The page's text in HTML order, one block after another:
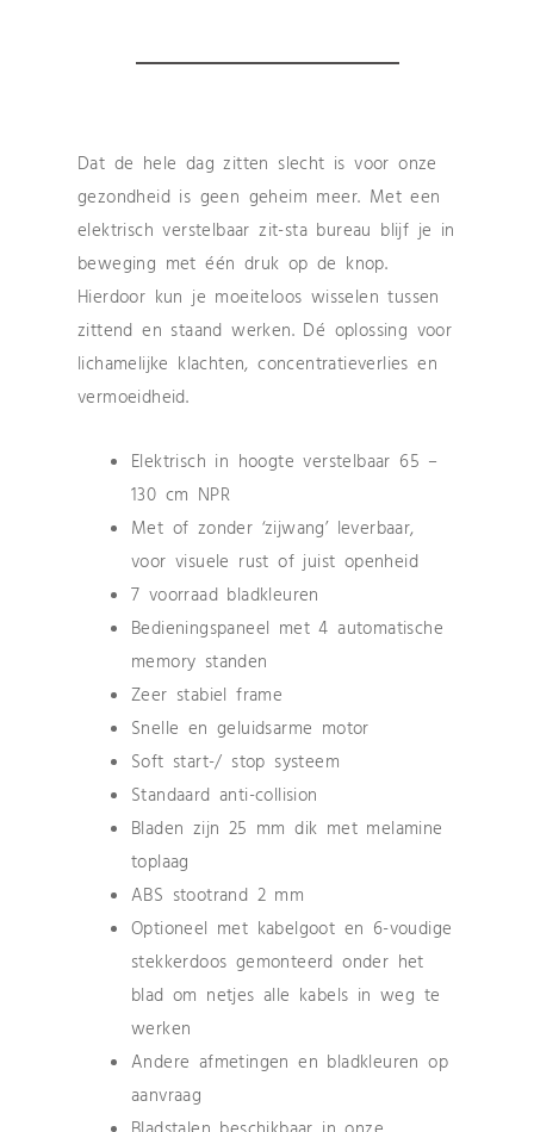
Dat de hele dag zitten slecht is voor onze
gezondheid is geen geheim meer. Met een
elektrisch verstelbaar zit-sta bureau blijf je in
beweging met één druk op de knop.
Hierdoor kun je moeiteloos wisselen tussen
zittend en staand werken. Dé oplossing voor
lichamelijke klachten, concentratieverlies en
vermoeidheid.
Elektrisch in hoogte verstelbaar 65 –
130 cm NPR
Met of zonder ‘zijwang’ leverbaar,
voor visuele rust of juist openheid
7 voorraad bladkleuren
Bedieningspaneel met 4 automatische
memory standen
Zeer stabiel frame
Snelle en geluidsarme motor
Soft start-/ stop systeem
Standaard anti-collision
Bladen zijn 25 mm dik met melamine
toplaag
ABS stootrand 2 mm
Optioneel met kabelgoot en 6-voudige
stekkerdoos gemonteerd onder het
blad om netjes alle kabels in weg te
werken
Andere afmetingen en bladkleuren op
aanvraag